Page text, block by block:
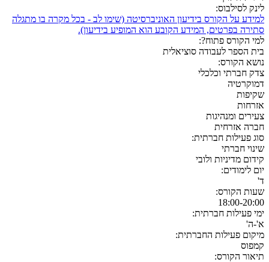
לינק לסילבוס:
למידע על הקורס בידיעון האוניברסיטה (שימו לב - בכל מקרה בו מתגלה
סתירה בפרטים, המידע הקובע הוא המופיע בידיעון).
למי הקורס פתוח?:
בית הספר לעבודה סוציאלית
נושא הקורס:
צדק חברתי וכלכלי
דמוקרטיה
שקיפות
אזרחות
צעירים ומנהיגות
חברה אזרחית
סוג פעילות חברתית:
שינוי חברתי
קידום מדיניות ולובי
יום לימודים:
ד'
שעות הקורס:
18:00-20:00
ימי פעילות חברתית:
א'-ה'
מיקום פעילות החברתית:
קמפוס
תיאור הקורס: